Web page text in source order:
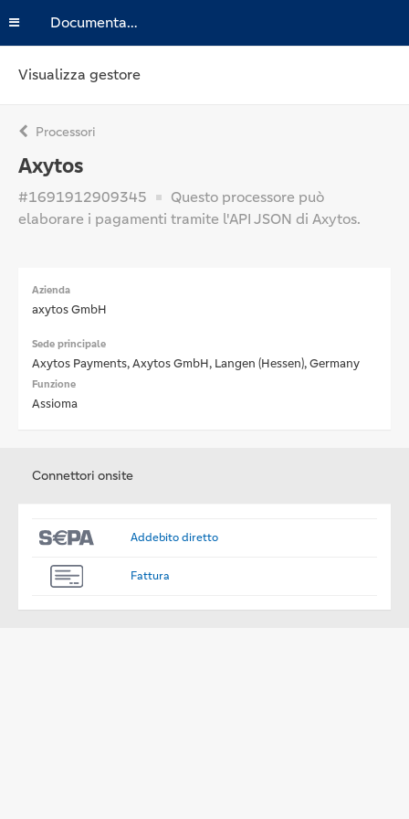
Documentazione
Visualizza gestore
Processori
Axytos
#1691912909345
Questo processore può
elaborare i pagamenti tramite l'API JSON di Axytos.
Azienda
axytos GmbH
Sede principale
Axytos Payments, Axytos GmbH, Langen (Hessen), Germany
Funzione
Assioma
Connettori onsite
Addebito diretto
Fattura